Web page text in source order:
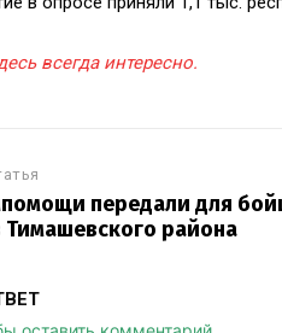
всегда интересно.
передали для
Тимашевского района